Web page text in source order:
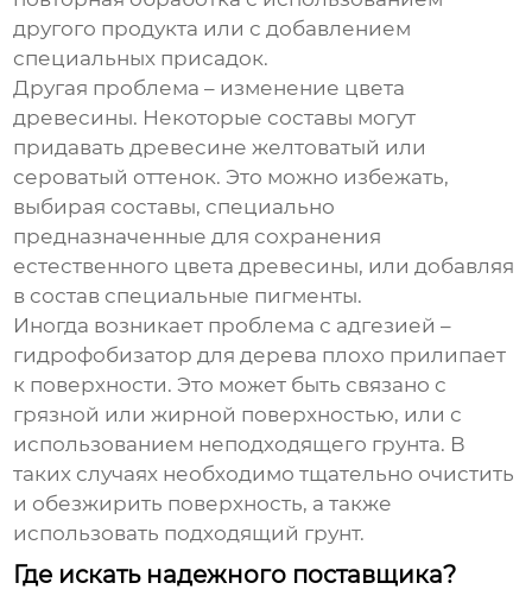
другого продукта или с добавлением
специальных присадок.
Другая проблема – изменение цвета
древесины. Некоторые составы могут
придавать древесине желтоватый или
сероватый оттенок. Это можно избежать,
выбирая составы, специально
предназначенные для сохранения
естественного цвета древесины, или добавляя
в состав специальные пигменты.
Иногда возникает проблема с адгезией –
гидрофобизатор для дерева плохо прилипает
к поверхности. Это может быть связано с
грязной или жирной поверхностью, или с
использованием неподходящего грунта. В
таких случаях необходимо тщательно очистить
и обезжирить поверхность, а также
использовать подходящий грунт.
Где искать надежного поставщика?